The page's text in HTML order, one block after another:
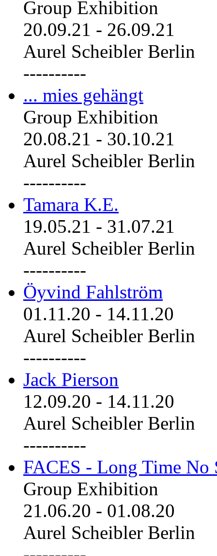
Group Exhibition
20.09.21 - 26.09.21
Aurel Scheibler Berlin
----------
... mies gehängt
Group Exhibition
20.08.21 - 30.10.21
Aurel Scheibler Berlin
----------
Tamara K.E.
19.05.21 - 31.07.21
Aurel Scheibler Berlin
----------
Öyvind Fahlström
01.11.20 - 14.11.20
Aurel Scheibler Berlin
----------
Jack Pierson
12.09.20 - 14.11.20
Aurel Scheibler Berlin
----------
FACES - Long Time No
Group Exhibition
21.06.20 - 01.08.20
Aurel Scheibler Berlin